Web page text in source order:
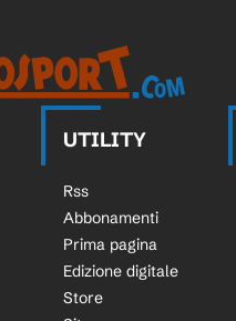
UTILITY
Rss
Abbonamenti
Prima pagina
Edizione digitale
Store